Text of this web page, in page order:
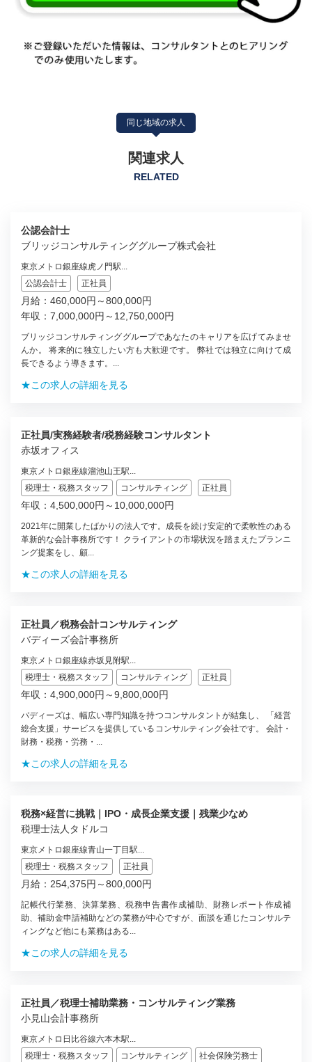
同じ地域の求人
関連求人
RELATED
公認会計士
ブリッジコンサルティンググループ株式会社
東京メトロ銀座線虎ノ門駅...
公認会計士
正社員
月給：460,000円～800,000円
年収：7,000,000円～12,750,000円
ブリッジコンサルティンググループであなたのキャリアを広げてみませ
んか。 将来的に独立したい方も大歓迎です。 弊社では独立に向けて成
長できるよう導きます。...
★この求人の詳細を見る
正社員/実務経験者/税務経験コンサルタント
赤坂オフィス
東京メトロ銀座線溜池山王駅...
税理士・税務スタッフ
コンサルティング 正社員
年収：4,500,000円～10,000,000円
2021年に開業したばかりの法人です。成長を続け安定的で柔軟性のある
革新的な会計事務所です！ クライアントの市場状況を踏まえたプランニ
ング提案をし、顧...
★この求人の詳細を見る
正社員／税務会計コンサルティング
バディーズ会計事務所
東京メトロ銀座線赤坂見附駅...
税理士・税務スタッフ
コンサルティング 正社員
年収：4,900,000円～9,800,000円
バディーズは、幅広い専門知識を持つコンサルタントが結集し、 「経営
総合支援」サービスを提供しているコンサルティング会社です。 会計・
財務・税務・労務・...
★この求人の詳細を見る
税務×経営に挑戦｜IPO・成長企業支援｜残業少なめ
税理士法人タドルコ
東京メトロ銀座線青山一丁目駅...
税理士・税務スタッフ
正社員
月給：254,375円～800,000円
記帳代行業務、決算業務、税務申告書作成補助、財務レポート作成補
助、補助金申請補助などの業務が中心ですが、面談を通じたコンサルテ
ィングなど他にも業務はある...
★この求人の詳細を見る
正社員／税理士補助業務・コンサルティング業務
小見山会計事務所
東京メトロ日比谷線六本木駅...
税理士・税務スタッフ
コンサルティング 社会保険労務士